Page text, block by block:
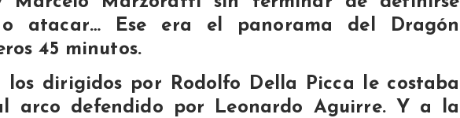
atacar… Ese era el panorama del Dragón
45 minutos.
los dirigidos por Rodolfo Della Picca le costaba
arco defendido por Leonardo Aguirre. Y a la